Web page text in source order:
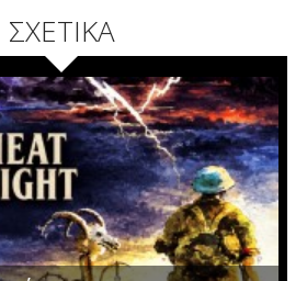
ΣΧΕΤΙΚΑ